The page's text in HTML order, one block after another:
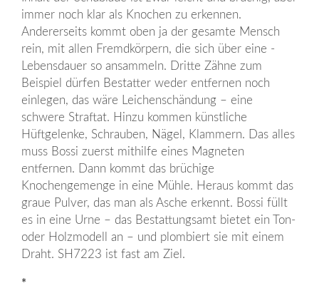
immer noch klar als Knochen zu erkennen.
Andererseits kommt oben ja der gesamte Mensch
rein, mit allen Fremdkörpern, die sich über eine ­
Lebensdauer so ansammeln. Dritte Zähne zum
Beispiel dürfen Bestatter weder entfernen noch
einlegen, das wäre Leichenschändung – eine
schwere Straftat. Hinzu kommen künstliche
Hüftgelenke, Schrauben, Nägel, Klammern. Das alles
muss Bossi zuerst mithilfe eines Magneten
entfernen. Dann kommt das brüchige
Knochengemenge in eine Mühle. Heraus kommt das
graue Pulver, das man als Asche erkennt. Bossi füllt
es in eine Urne – das Bestattungsamt bietet ein Ton-
oder Holzmodell an – und plombiert sie mit einem
Draht. SH7223 ist fast am Ziel.
*